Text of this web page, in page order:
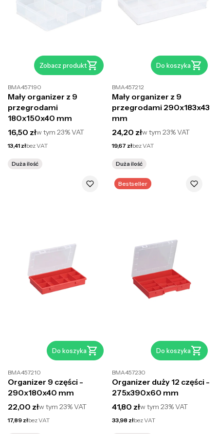
Zobacz produkt
BMA457190
Mały organizer z 9
przegrodami
180x150x40 mm
Cena brutto
16,50 złw tym 23%VAT
Cena netto
13,41 złbez VAT
Duża ilość
Do koszyka
BMA457212
Mały organizer z 9
przegrodami 290x183x43
mm
Cena brutto
24,20 złw tym23%VAT
Cena netto
19,67 złbez VAT
Duża ilość
Do koszyka
BMA457210
Organizer 9 części -
290x180x40 mm
Cena brutto
22,00 złw tym 23%VAT
Cena netto
17,89 złbez VAT
Bestseller
Do koszyka
BMA457230
Organizer duży 12 części -
275x390x60 mm
Cena brutto
41,80 złw tym23%VAT
Cena netto
33,98 złbez VAT